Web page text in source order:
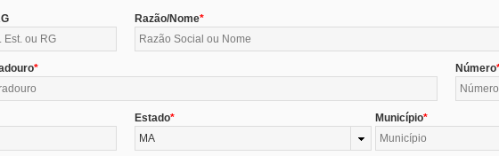
Razão/Nome
Número
Estado
MA
Município